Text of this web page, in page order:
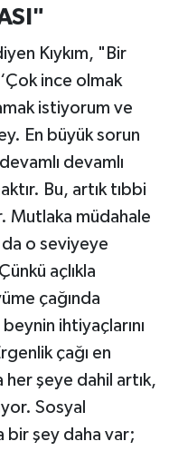
Kıykım, "Bir
ince olmak
istiyorum ve
En büyük sorun
devamlı
Bu, artık tıbbi
Mutlaka müdahale
o seviyeye
açlıkla
çağında
ihtiyaçlarını
çağı en
şeye dahil artık,
Sosyal
bir şey daha var;